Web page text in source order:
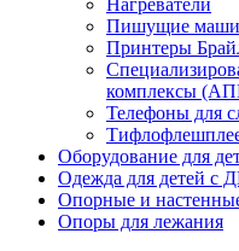
Нагреватели
Пишущие
Принтеры
комплексы
Телефоны для
Оборудование для
Одежда для детей с
Опорные и
Опоры для лежания